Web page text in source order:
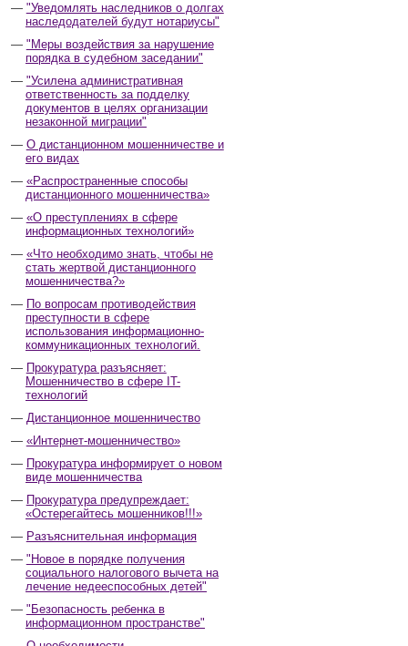
"Уведомлять наследников о долгах
наследодателей будут нотариусы"
"Меры воздействия за нарушение
порядка в судебном заседании"
"Усилена административная
ответственность за подделку
документов в целях организации
незаконной миграции"
О дистанционном мошенничестве и
его видах
«Распространенные способы
дистанционного мошенничества»
«О преступлениях в сфере
информационных технологий»
«Что необходимо знать, чтобы не
стать жертвой дистанционного
мошенничества?»
По вопросам противодействия
преступности в сфере
использования информационно-
коммуникационных технологий.
Прокуратура разъясняет:
Мошенничество в сфере IT-
технологий
Дистанционное мошенничество
«Интернет-мошенничество»
Прокуратура информирует о новом
виде мошенничества
Прокуратура предупреждает:
«Остерегайтесь мошенников!!!»
Разъяснительная информация
"Новое в порядке получения
социального налогового вычета на
лечение недееспособных детей"
"Безопасность ребенка в
информационном пространстве"